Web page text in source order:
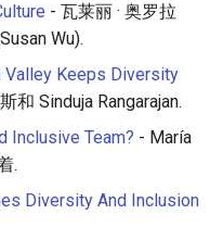
- 瓦莱丽 · 奥罗拉
Wu).
Valley Keeps Diversity
和 Sinduja Rangarajan.
Inclusive Team? - María
.
Diversity And Inclusion